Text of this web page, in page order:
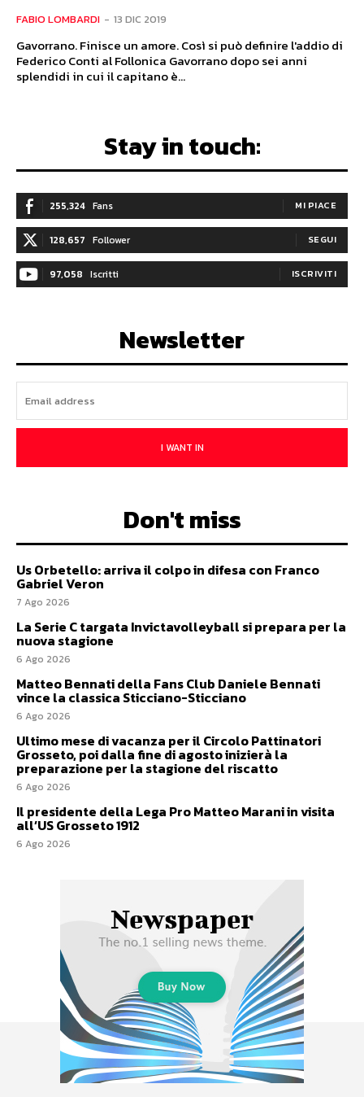
FABIO LOMBARDI - 13 DIC 2019
Gavorrano. Finisce un amore. Così si può definire l'addio di
Federico Conti al Follonica Gavorrano dopo sei anni
splendidi in cui il capitano è...
Stay in touch:
255,324 Fans MI PIACE
128,657 Follower SEGUI
97,058 Iscritti ISCRIVITI
Newsletter
I WANT IN
Don't miss
Us Orbetello: arriva il colpo in difesa con Franco
Gabriel Veron
7 Ago 2026
La Serie C targata Invictavolleyball si prepara per la
nuova stagione
6 Ago 2026
Matteo Bennati della Fans Club Daniele Bennati
vince la classica Sticciano-Sticciano
6 Ago 2026
Ultimo mese di vacanza per il Circolo Pattinatori
Grosseto, poi dalla fine di agosto inizierà la
preparazione per la stagione del riscatto
6 Ago 2026
Il presidente della Lega Pro Matteo Marani in visita
all’US Grosseto 1912
6 Ago 2026